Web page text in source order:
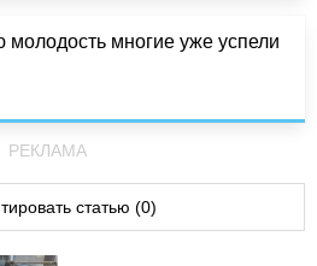
молодость многие уже успели
РЕКЛАМА
статью (0)